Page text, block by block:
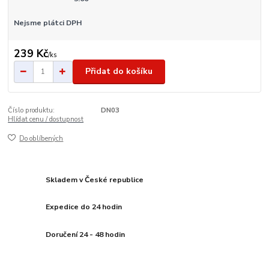
Nejsme plátci DPH
239 Kč/ks
Přidat do košíku
Číslo produktu:
DN03
Hlídat cenu / dostupnost
Do oblíbených
Skladem v České republice
Expedice do 24 hodin
Doručení 24 - 48 hodin